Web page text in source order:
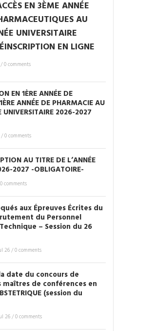
EN 3ÈME ANNÉE
AU
UNIVERSITAIRE
EN LIGNE
/0 comments
EN 1ÈRE ANNÉE DE
ANNÉE DE PHARMACIE AU
UNIVERSITAIRE 2026-2027
/0 comments
AU TITRE DE L’ANNÉE
2027 -OBLIGATOIRE-
0 comments
aux Épreuves Écrites du
du Personnel
– Session du 26
26/0 comments
date du concours de
de conférences en
(session du
26/0 comments